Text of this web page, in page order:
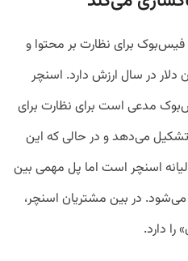
فیس‌بوک برای نظارت بر محتوا و
حداقل 500 میلیون دلار در سال ارزش دارد. اسنچر
که فیس‌بوک مدعی است برای نظارت برای
می‌دهد و در حالی که این
اسنچر است اما پل مهمی بین
در بین مشتریان اسنچر،
دارد.